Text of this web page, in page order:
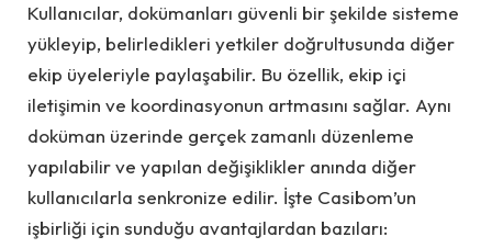
Kullanıcılar, dokümanları güvenli bir şekilde sisteme
yükleyip, belirledikleri yetkiler doğrultusunda diğer
ekip üyeleriyle paylaşabilir. Bu özellik, ekip içi
iletişimin ve koordinasyonun artmasını sağlar. Aynı
doküman üzerinde gerçek zamanlı düzenleme
yapılabilir ve yapılan değişiklikler anında diğer
kullanıcılarla senkronize edilir. İşte Casibom’un
işbirliği için sunduğu avantajlardan bazıları: